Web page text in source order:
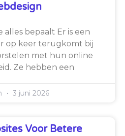
alles bepaalt Er is een
op keer terugkomt bij
met hun online
Ze hebben een
3 juni 2026
Voor Betere